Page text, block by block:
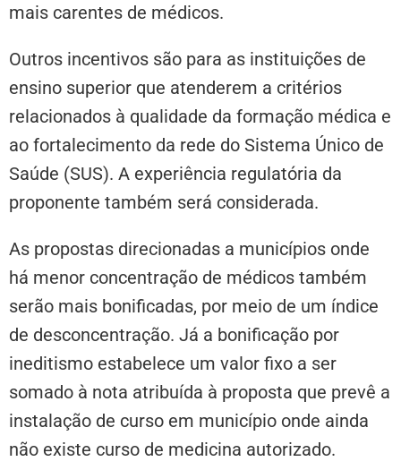
mais carentes de médicos.
Outros incentivos são para as instituições de
ensino superior que atenderem a critérios
relacionados à qualidade da formação médica e
ao fortalecimento da rede do Sistema Único de
Saúde (SUS). A experiência regulatória da
proponente também será considerada.
As propostas direcionadas a municípios onde
há menor concentração de médicos também
serão mais bonificadas, por meio de um índice
de desconcentração. Já a bonificação por
ineditismo estabelece um valor fixo a ser
somado à nota atribuída à proposta que prevê a
instalação de curso em município onde ainda
não existe curso de medicina autorizado.